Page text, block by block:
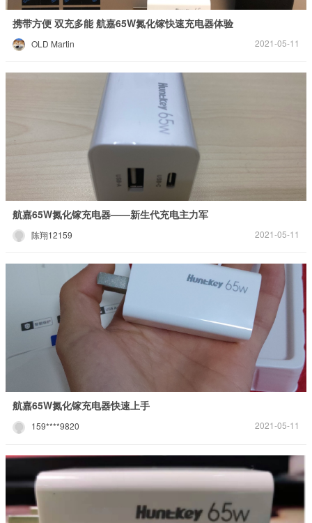
携带方便 双充多能 航嘉65W氮化镓快速充电器体验
OLD Martin 2021-05-11
航嘉65W氮化镓充电器——新生代充电主力军
陈翔12159 2021-05-11
航嘉65W氮化镓充电器快速上手
159****9820 2021-05-11